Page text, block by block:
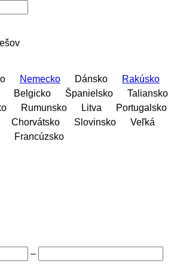
Nemecko Dánsko
Rakúsko
Belgicko Španielsko
Taliansko
Rumunsko Litva
Portugalsko
Chorvátsko Slovinsko
Veľká
Francúzsko
–